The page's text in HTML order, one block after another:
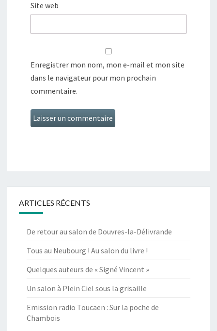
Site web
Enregistrer mon nom, mon e-mail et mon site
dans le navigateur pour mon prochain
commentaire.
ARTICLES RÉCENTS
De retour au salon de Douvres-la-Délivrande
Tous au Neubourg ! Au salon du livre !
Quelques auteurs de « Signé Vincent »
Un salon à Plein Ciel sous la grisaille
Emission radio Toucaen : Sur la poche de
Chambois